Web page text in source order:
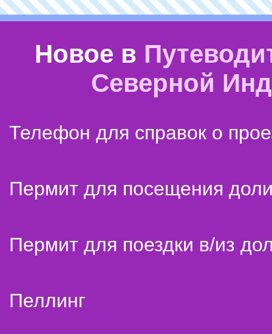
Новое в
Северной
Телефон для справок о
Пермит для посещения
Пермит для поездки в/из
Пеллинг